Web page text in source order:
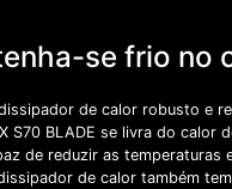
se frio no
de calor robusto e
S70 BLADE se livra do calor
de reduzir as temperaturas
de calor também